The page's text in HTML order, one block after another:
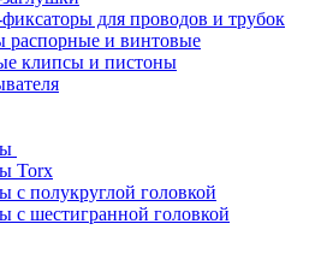
для проводов и трубок
распорные и винтовые
клипсы и пистоны
Torx
с полукруглой головкой
с шестигранной головкой